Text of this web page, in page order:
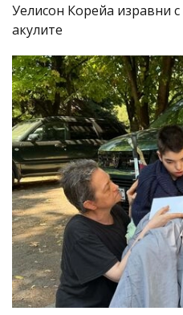
Уелисон Корейа изравни с
акулите